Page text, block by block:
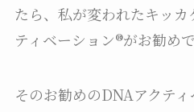
たら、私が変われたキッ
ティベーション®︎がお勧めで
そのお勧めのDNAアクテ